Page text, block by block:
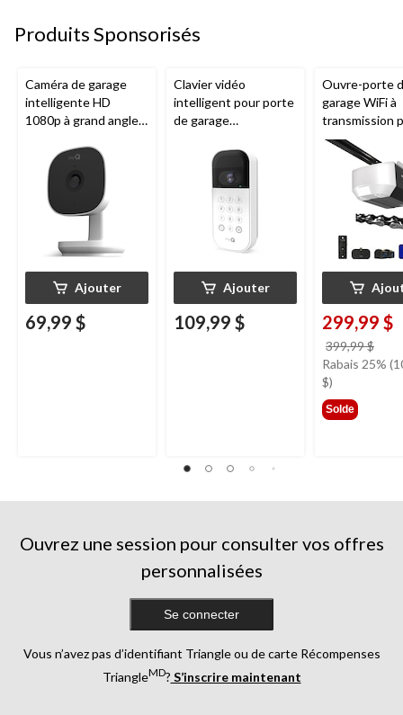
Produits Sponsorisés
Caméra de garage
intelligente HD
1080p à grand angle
nocturne, résistante
aux intempéries
Ajouter
69,99 $
Clavier vidéo
intelligent pour porte
de garage
nocturne, résistant
aux intempéries,
Ajouter
109,99 $
Ouvre-porte
garage WiFi à
transmission
chaîne de 1/2
Chamberlain
299,99 $
399,99 $
était
Rabais 25%
$)
Solde
Ouvrez une session pour consulter vos offres
personnalisées
Se connecter
Vous n’avez pas d’identifiant Triangle ou de carte Récompenses
TriangleMD? S’inscrire maintenant